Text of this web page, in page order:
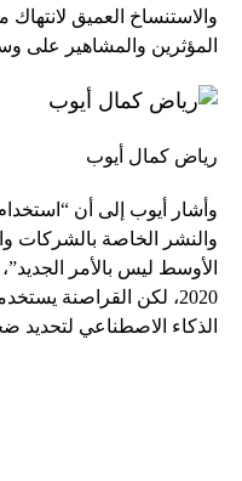
والاستنساخ العميق
المؤثرين والمشاهير على
رياض كمال أيوب
وأشار أيوب إلى أن
والنشر الخاصة بالشركات
الأوسط ليس بالأمر
2020، لكن القراصنة
الذكاء الاصطناعي لتحديد